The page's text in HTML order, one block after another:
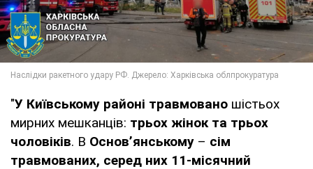
"У Київському районі травмовано шістьох
мирних мешканців: трьох жінок та трьох
чоловіків. В Основ’янському – сім
травмованих, серед них 11-місячний